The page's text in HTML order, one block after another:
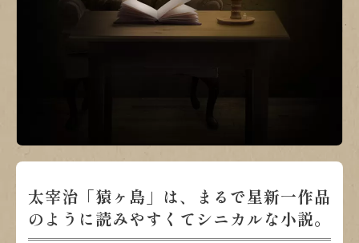
太宰治「猿ヶ島」は、まるで星新一作品
のように読みやすくてシニカルな小説。